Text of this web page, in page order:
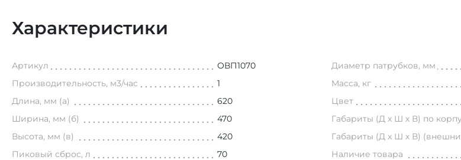
Характеристики
Артикул
ОВП1070
Производительность, м3/час
1
Длина, мм (а)
620
Ширина, мм (б)
470
Высота, мм (в)
420
Пиковый сброс, л
70
Диаметр патрубков, мм
Масса, кг
Цвет
Габариты (Д х Ш х В) по
Габариты (Д х Ш х В)
Наличие товара